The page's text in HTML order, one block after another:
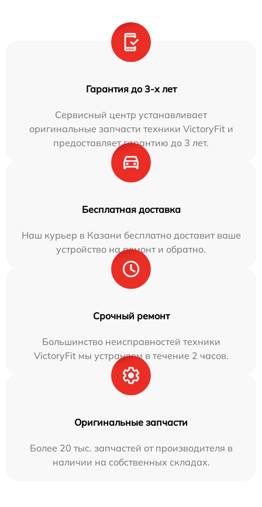
Гарантия до 3-х лет
Сервисный центр устанавливает
оригинальные запчасти техники VictoryFit и
предоставляет гарантию до 3 лет.
Бесплатная доставка
Наш курьер в Казани бесплатно доставит ваше
устройство на ремонт и обратно.
Срочный ремонт
Большинство неисправностей техники
VictoryFit мы устраняем в течение 2 часов.
Оригинальные запчасти
Более 20 тыс. запчастей от производителя в
наличии на собственных складах.